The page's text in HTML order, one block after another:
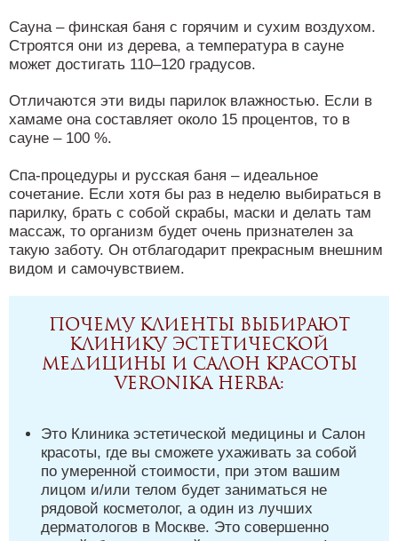
Сауна – финская баня с горячим и сухим воздухом.
Строятся они из дерева, а температура в сауне
может достигать 110–120 градусов.
Отличаются эти виды парилок влажностью. Если в
хамаме она составляет около 15 процентов, то в
сауне – 100 %.
Спа-процедуры и русская баня – идеальное
сочетание. Если хотя бы раз в неделю выбираться в
парилку, брать с собой скрабы, маски и делать там
массаж, то организм будет очень признателен за
такую заботу. Он отблагодарит прекрасным внешним
видом и самочувствием.
Почему клиенты выбирают
Клинику эстетической
медицины и Салон красоты
Veronika Herba:
Это Клиника эстетической медицины и Салон
красоты, где вы сможете ухаживать за собой
по умеренной стоимости, при этом вашим
лицом и/или телом будет заниматься не
рядовой косметолог, а один из лучших
дерматологов в Москве. Это совершенно